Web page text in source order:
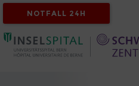
NOTFALL 24H